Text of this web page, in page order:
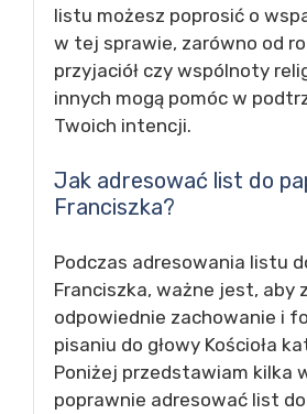
listu możesz poprosić o
w tej sprawie, zarówno od
przyjaciół czy wspólnoty
innych mogą pomóc w
Twoich intencji.
Jak adresować list do
Franciszka?
Podczas adresowania listu
Franciszka, ważne jest, aby
odpowiednie zachowanie i
pisaniu do głowy Kościoła
Poniżej przedstawiam kilka
poprawnie adresować list